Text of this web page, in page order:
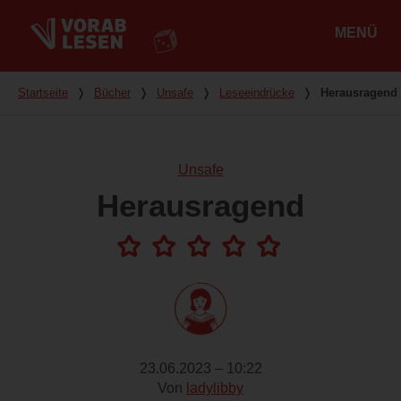
MENÜ
Du bist hier
Startseite ❭ Bücher ❭ Unsafe ❭ Leseeindrücke ❭ Herausragend
Unsafe
Herausragend
23.06.2023 – 10:22
Von ladylibby